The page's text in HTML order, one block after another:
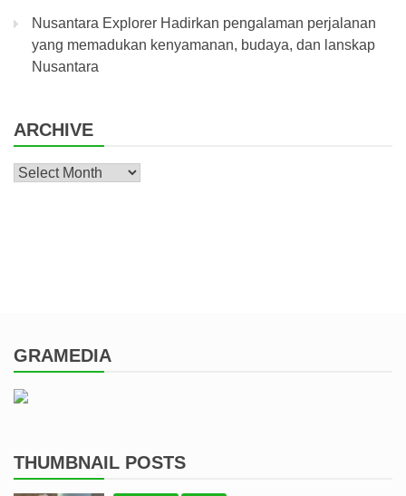
Nusantara Explorer Hadirkan pengalaman perjalanan
yang memadukan kenyamanan, budaya, dan lanskap
Nusantara
ARCHIVE
Archive
GRAMEDIA
THUMBNAIL POSTS